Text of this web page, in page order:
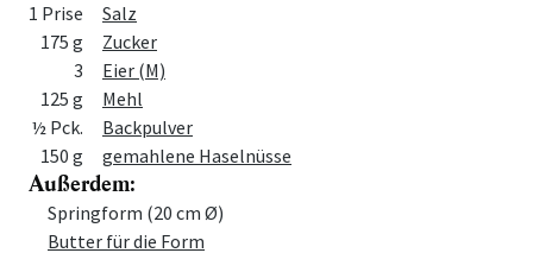
1 Prise
Salz
175 g
Zucker
3
Eier (M)
125 g
Mehl
½ Pck.
Backpulver
150 g
gemahlene Haselnüsse
Außerdem:
MengeZutat
Springform (20 cm Ø)
Butter für die Form